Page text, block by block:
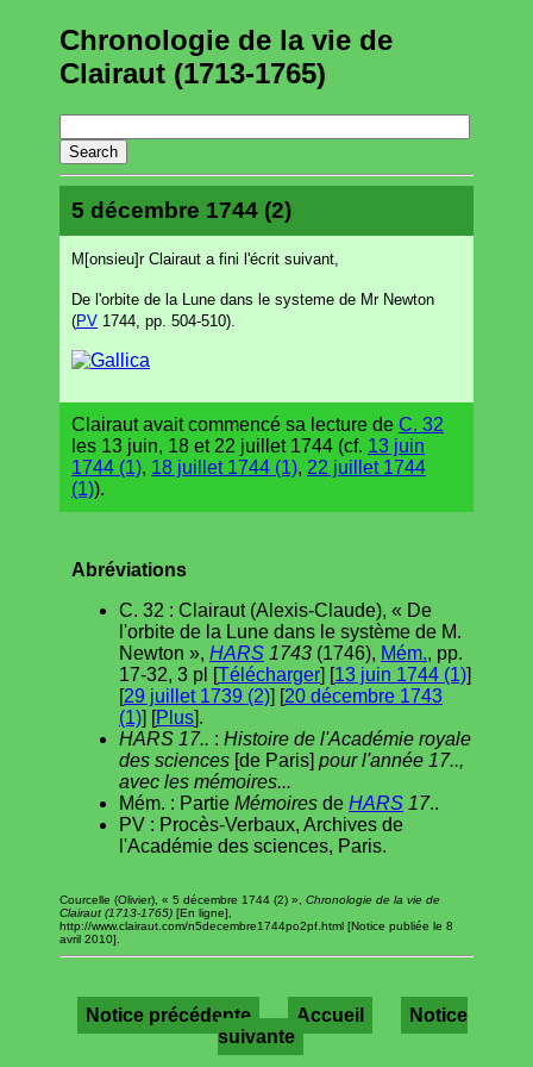
Chronologie de la vie de
Clairaut (1713-1765)
5 décembre 1744 (2)
M[onsieu]r Clairaut a fini l'écrit suivant,
De l'orbite de la Lune dans le systeme de Mr Newton
(PV 1744, pp. 504-510).
Clairaut avait commencé sa lecture de C. 32
les 13 juin, 18 et 22 juillet 1744 (cf. 13 juin
1744 (1), 18 juillet 1744 (1), 22 juillet 1744
(1)).
Abréviations
C. 32 : Clairaut (Alexis-Claude), « De
l'orbite de la Lune dans le système de M.
Newton », HARS 1743 (1746), Mém., pp.
17-32, 3 pl [Télécharger] [13 juin 1744 (1)]
[29 juillet 1739 (2)] [20 décembre 1743
(1)] [Plus].
HARS 17.. : Histoire de l'Académie royale
des sciences [de Paris] pour l'année 17..,
avec les mémoires...
Mém. : Partie Mémoires de HARS 17..
PV : Procès-Verbaux, Archives de
l'Académie des sciences, Paris.
Courcelle (Olivier), « 5 décembre 1744 (2) », Chronologie de la vie de
Clairaut (1713-1765) [En ligne],
http://www.clairaut.com/n5decembre1744po2pf.html [Notice publiée le 8
avril 2010].
Notice précédente Accueil
Notice
suivante